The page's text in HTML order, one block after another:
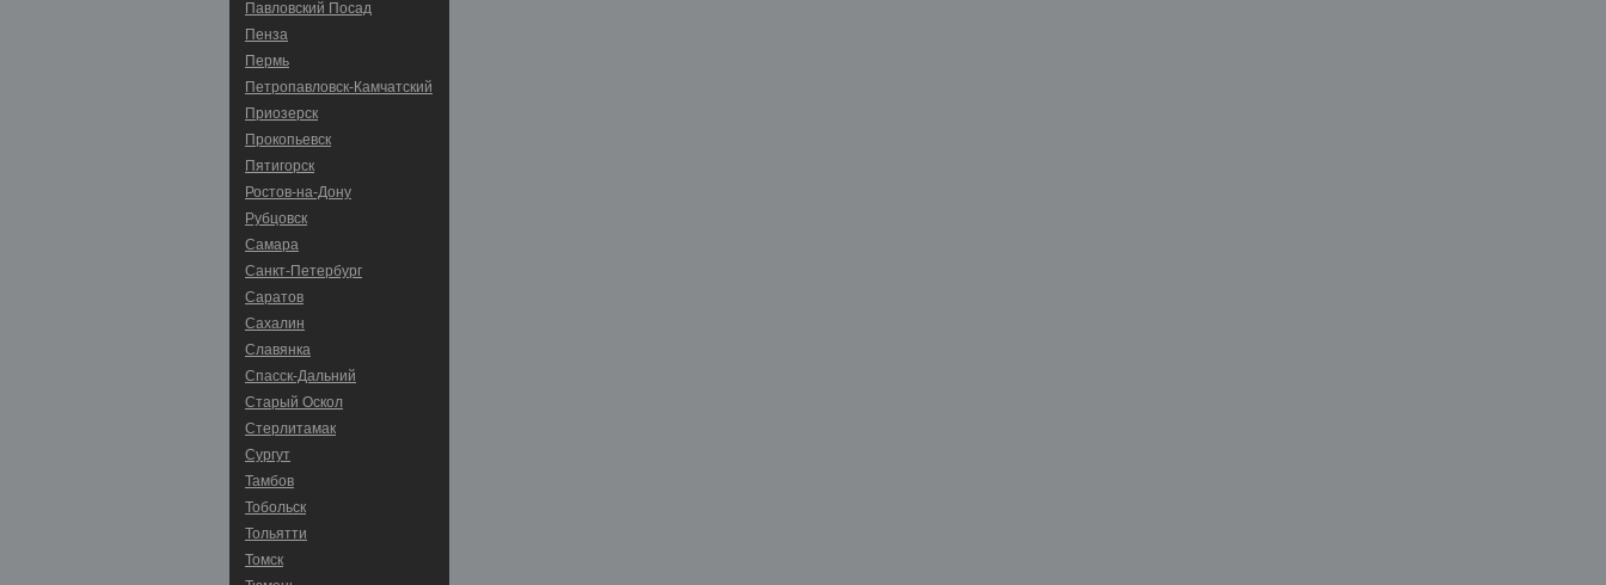
Павловский Посад
Пенза
Пермь
Петропавловск-Камчатский
Приозерск
Прокопьевск
Пятигорск
Ростов-на-Дону
Рубцовск
Самара
Санкт-Петербург
Саратов
Сахалин
Славянка
Спасск-Дальний
Старый Оскол
Стерлитамак
Сургут
Тамбов
Тобольск
Тольятти
Томск